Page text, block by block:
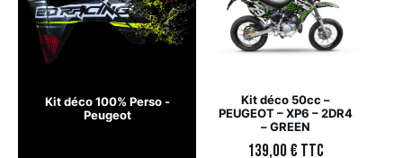
Kit déco 100% Perso -
Peugeot
Kit déco 50cc –
PEUGEOT – XP6 – 2DR4
– GREEN
139,00€ TTC